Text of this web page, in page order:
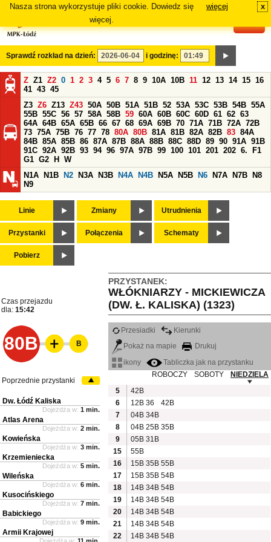
Nasza strona wykorzystuje pliki cookie. Dowiedz się
więcej.
więcej x
Sprawdź rozkład na dzień: i godzinę:
Z Z1 Z2 0 1 2 3 4 5 6 7 8 9 10A 10B 11 12 13 14 15 16
41 43 45
Z3 Z6 Z13 Z43 50A 50B 51A 51B 52 53A 53C 53B 54B 55A
55B 55C 56 57 58A 58B 59 60A 60B 60C 60D 61 62 63
64A 64B 65A 65B 66 67 68 69A 69B 70 71A 71B 72A 72B
73 75A 75B 76 77 78 80A 80B 81A 81B 82A 82B 83 84A
84B 85A 85B 86 87A 87B 88A 88B 88C 88D 89 90 91A 91B
91C 92A 92B 93 94 96 97A 97B 99 100 101 201 202 6.
F1
G1 G2 H
W
N1A
N1B N2 N3A N3B N4A N4B N5A N5B N6 N7A N7B
N8
N9
Linie Zmiany Utrudnienia
Przystanki Połączenia Schematy
Pobierz
PRZYSTANEK:
WŁÓKNIARZY - MICKIEWICZA
(DW. Ł. KALISKA) (1323)
Czas przejazdu
dla: 15:42
80B
Przesiadki
Kierunki
Pokaż na mapie
Drukuj
ikony
Tabliczka jak na przystanku
ROBOCZY
SOBOTY
NIEDZIELA
5
42B
6
12B 36
42B
7
04B 34B
8
04B 25B 35B
9
05B 31B
15
55B
16
15B 35B 55B
17
15B 35B 54B
18
14B 34B 54B
19
14B 34B 54B
20
14B 34B 54B
21
14B 34B 54B
22
14B 34B 54B
B
Poprzednie przystanki
Dw. Łódź Kaliska
Dojeżdża w: 1 min.
Atlas Arena
Dojeżdża w: 2 min.
Kowieńska
Dojeżdża w: 3 min.
Krzemieniecka
Dojeżdża w: 5 min.
Wileńska
Dojeżdża w: 6 min.
Kusocińskiego
Dojeżdża w: 7 min.
Babickiego
Dojeżdża w: 9 min.
Armii Krajowej